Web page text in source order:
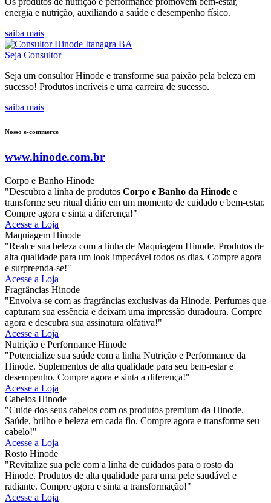
energia e nutrição, auxiliando a saúde e desempenho físico.
saiba mais
Seja Consultor
Seja um consultor Hinode e transforme sua paixão pela beleza em
sucesso! Produtos incríveis e uma carreira de sucesso.
saiba mais
Nosso e-commerce
www.hinode.com.br
Corpo e Banho Hinode
"Descubra a linha de produtos Corpo e Banho da Hinode e
transforme seu ritual diário em um momento de cuidado e bem-estar.
Compre agora e sinta a diferença!"
Acesse a Loja
Maquiagem Hinode
"Realce sua beleza com a linha de Maquiagem Hinode. Produtos de
alta qualidade para um look impecável todos os dias. Compre agora
e surpreenda-se!"
Acesse a Loja
Fragrâncias Hinode
"Envolva-se com as fragrâncias exclusivas da Hinode. Perfumes que
capturam sua essência e deixam uma impressão duradoura. Compre
agora e descubra sua assinatura olfativa!"
Acesse a Loja
Nutrição e Performance Hinode
"Potencialize sua saúde com a linha Nutrição e Performance da
Hinode. Suplementos de alta qualidade para seu bem-estar e
desempenho. Compre agora e sinta a diferença!"
Acesse a Loja
Cabelos Hinode
"Cuide dos seus cabelos com os produtos premium da Hinode.
Saúde, brilho e beleza em cada fio. Compre agora e transforme seu
cabelo!"
Acesse a Loja
Rosto Hinode
"Revitalize sua pele com a linha de cuidados para o rosto da
Hinode. Produtos de alta qualidade para uma pele saudável e
radiante. Compre agora e sinta a transformação!"
Acesse a Loja